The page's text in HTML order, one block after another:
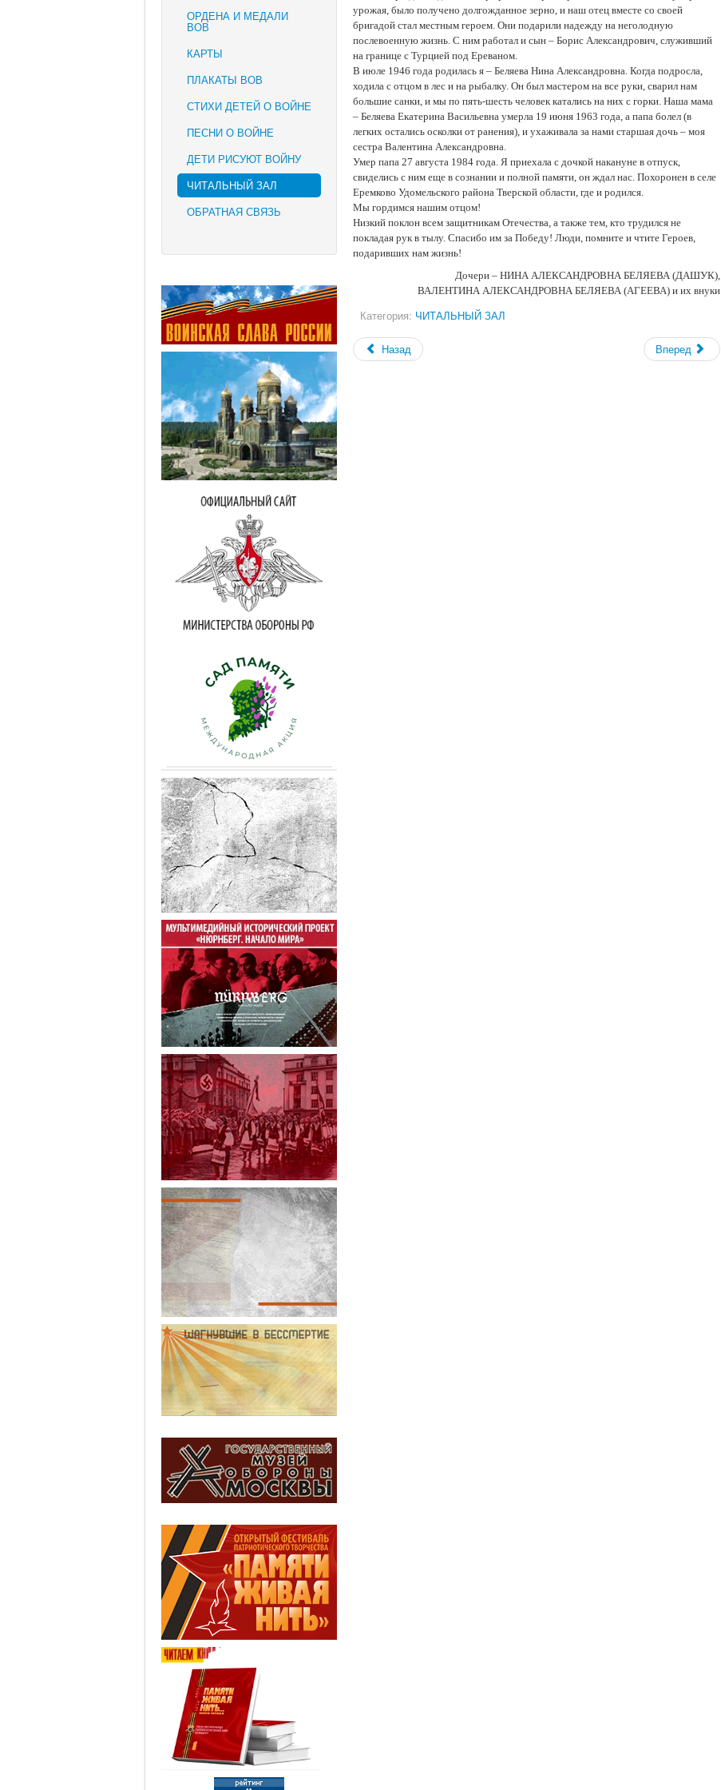
ОРДЕНА И МЕДАЛИ
ВОВ
КАРТЫ
ПЛАКАТЫ ВОВ
СТИХИ ДЕТЕЙ О ВОЙНЕ
ПЕСНИ О ВОЙНЕ
ДЕТИ РИСУЮТ ВОЙНУ
ЧИТАЛЬНЫЙ ЗАЛ
ОБРАТНАЯ СВЯЗЬ
урожая, было получено долгожданное зерно, и наш отец вместе со своей
бригадой стал местным героем. Они подарили надежду на неголодную
послевоенную жизнь. С ним работал и сын – Борис Александрович, служивший
на границе с Турцией под Ереваном.
В июле 1946 года родилась я – Беляева Нина Александровна. Когда подросла,
ходила с отцом в лес и на рыбалку. Он был мастером на все руки, сварил нам
большие санки, и мы по пять-шесть человек катались на них с горки. Наша мама
– Беляева Екатерина Васильевна умерла 19 июня 1963 года, а папа болел (в
легких остались осколки от ранения), и ухаживала за нами старшая дочь – моя
сестра Валентина Александровна.
Умер папа 27 августа 1984 года. Я приехала с дочкой накануне в отпуск,
свиделись с ним еще в сознании и полной памяти, он ждал нас. Похоронен в селе
Еремково Удомельского района Тверской области, где и родился.
Мы гордимся нашим отцом!
Низкий поклон всем защитникам Отечества, а также тем, кто трудился не
покладая рук в тылу. Спасибо им за Победу! Люди, помните и чтите Героев,
подаривших нам жизнь!
Дочери – НИНА АЛЕКСАНДРОВНА БЕЛЯЕВА (ДАШУК),
ВАЛЕНТИНА АЛЕКСАНДРОВНА БЕЛЯЕВА (АГЕЕВА) и их внуки
Категория: ЧИТАЛЬНЫЙ ЗАЛ
Назад Вперед